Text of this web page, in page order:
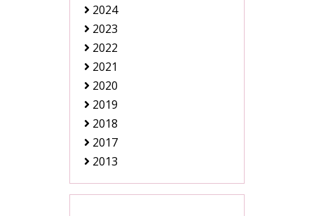
2024
2023
2022
2021
2020
2019
2018
2017
2013